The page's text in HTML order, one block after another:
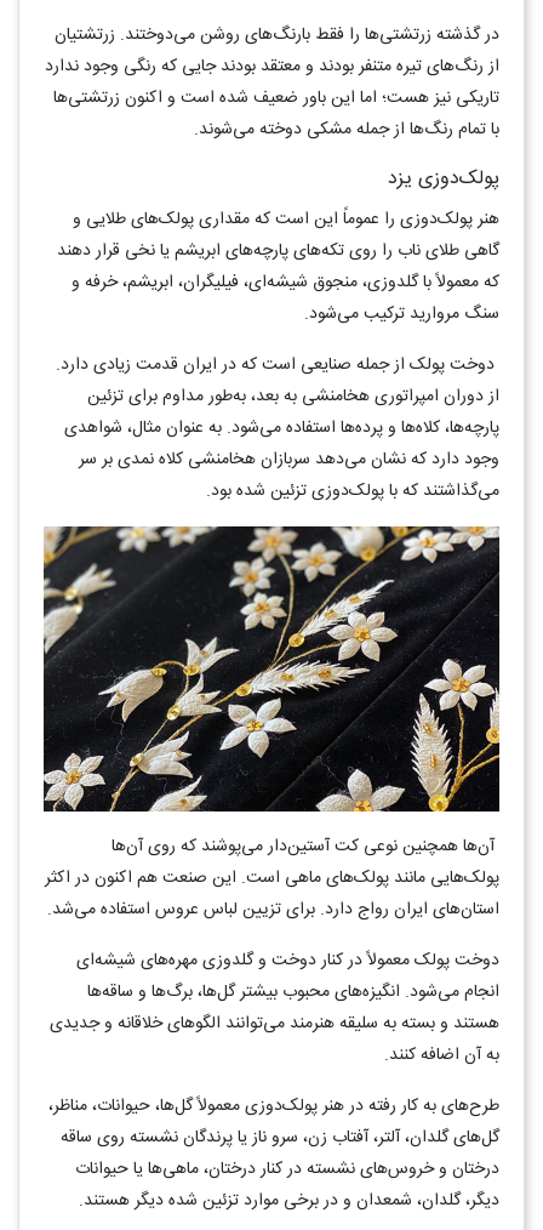
در گذشته زرتشتی‌ها را فقط بارنگ‌های روشن می‌دوختند. زرتشتیان
از رنگ‌های تیره متنفر بودند و معتقد بودند جایی که رنگی وجود ندارد
تاریکی نیز هست؛ اما این باور ضعیف شده است و اکنون زرتشتی‌ها
با تمام رنگ‌ها از جمله مشکی دوخته می‌شوند.
پولک‌دوزی یزد
هنر پولک‌دوزی را عموماً این است که مقداری پولک‌های طلایی و
گاهی طلای ناب را روی تکه‌های پارچه‌های ابریشم یا نخی قرار دهند
که معمولاً با گلدوزی، منجوق شیشه‌ای، فیلیگران، ابریشم، خرفه و
سنگ مروارید ترکیب می‌شود.
دوخت پولک از جمله صنایعی است که در ایران قدمت زیادی دارد.
از دوران امپراتوری هخامنشی به بعد، به‌طور مداوم برای تزئین
پارچه‌ها، کلاه‌ها و پرده‌ها استفاده ‌می‌شود. به عنوان مثال، شواهدی
وجود دارد که نشان می‌دهد سربازان هخامنشی کلاه نمدی بر سر
می‌گذاشتند که با پولک‌دوزی تزئین شده بود.
‌‌آن‌ها همچنین نوعی کت آستین‌دار می‌پوشند که روی ‌‌آن‌ها
پولک‌هایی مانند پولک‌های ماهی است. این صنعت هم اکنون در اکثر
استان‌های ایران رواج دارد. برای تزیین لباس عروس استفاده می‌شد.
دوخت پولک معمولاً در کنار دوخت و گلدوزی مهره‌های شیشه‌ای
انجام ‌می‌شود. انگیزه‌های محبوب بیشتر گل‌ها، برگ‌ها و ساقه‌ها
هستند و بسته به سلیقه هنرمند می‌توانند الگوهای خلاقانه و جدیدی
به آن اضافه کنند.
طرح‌های به کار رفته در هنر پولک‌دوزی معمولاً گل‌ها، حیوانات، مناظر،
گل‌های گلدان، آلتر، آفتاب زن، سرو ناز یا پرندگان نشسته روی ساقه
درختان و خروس‌های نشسته در کنار درختان، ماهی‌ها یا حیوانات
دیگر، گلدان، شمعدان و در برخی موارد تزئین شده دیگر هستند.